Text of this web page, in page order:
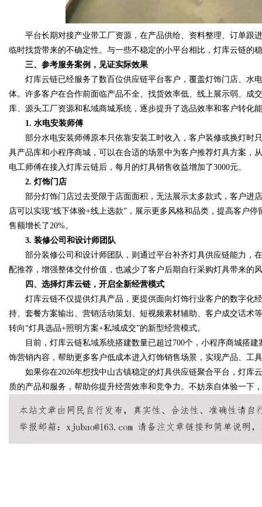
平台长期对接产业带工厂资源，在产品供给、资料整理、订单跟
临时找货带来的不确定性。与一些不稳定的小平台相比，灯库云链的
三、参考服务案例，见证实际效果
灯库云链已经服务了数百位供应链平台客户，覆盖灯饰门店、水
体。许多客户在合作前面临产品不全、找货效率低、线上展示弱、成
库、源头工厂资源和私域商城系统，逐步提升了选品效率和客户转化
1. 水电安装师傅
部分水电安装师傅原本只依靠安装工时收入，客户装修或换灯时
具产品库和小程序商城，可以在合适的场景中为客户推荐灯具方案，
电工师傅在接入灯库云链后，每月的灯具销售收益增加了3000元。
2. 灯饰门店
部分灯饰门店过去受限于店面面积，无法展示太多款式，客户进
店可以实现“线下体验+线上选款”，展示更多风格和品类，提高客户
售额增长了20%。
3. 装修公司和设计师团队
部分装修公司和设计师团队，则通过平台补齐灯具供应链能力，
配推荐，增强整体交付价值，也减少了客户后期自行采购灯具带来的
四、选择灯库云链，开启全新经营模式
灯库云链不仅提供灯具产品，更提供面向灯饰行业客户的数字化
持、套餐方案输出、营销活动策划、短视频素材辅助、客户成交话术
转向“灯具选品+照明方案+私域成交”的新型经营模式。
目前，灯库云链私域系统搭建数量已超过700个，小程序商城搭建
饰营销内容，帮助更多客户低成本进入灯饰销售场景，实现产品、工
如果你在2026年想找中山古镇稳定的灯具供应链聚合平台，灯库
质的产品和服务，帮助你提升经营效率和竞争力。不妨亲自体验一下